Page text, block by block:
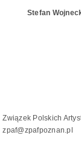
Stefan
Związek Polskich
zpaf@zpafpoznan.pl